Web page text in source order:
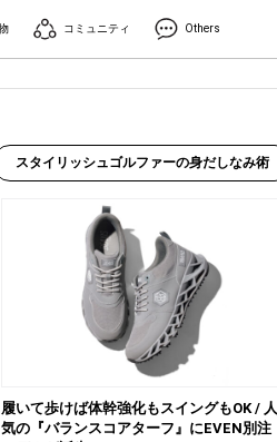
コミュニティ Others
スタイリッシュゴルファーの身だしなみ術
履いて歩けば体幹強化もスイングもOK / 人
気の『バランスコアターフ』にEVEN別注